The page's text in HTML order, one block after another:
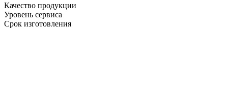
Качество продукции
Уровень сервиса
Срок изготовления